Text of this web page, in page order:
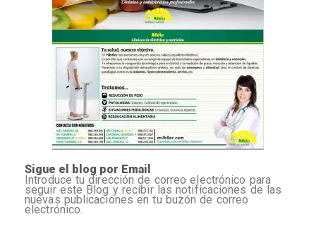
Sigue el blog por Email
Introduce tu dirección de correo electrónico para
seguir este Blog y recibir las notificaciones de las
nuevas publicaciones en tu buzón de correo
electrónico.